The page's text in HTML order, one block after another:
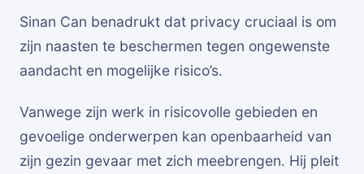
Sinan Can benadrukt dat privacy cruciaal is om
zijn naasten te beschermen tegen ongewenste
aandacht en mogelijke risico’s.
Vanwege zijn werk in risicovolle gebieden en
gevoelige onderwerpen kan openbaarheid van
zijn gezin gevaar met zich meebrengen. Hij pleit